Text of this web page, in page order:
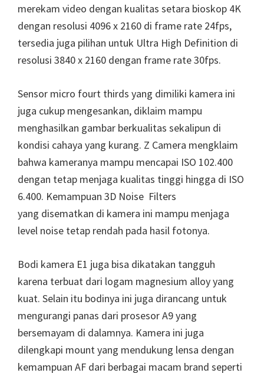
merekam video dengan kualitas setara bioskop 4K
dengan resolusi 4096 x 2160 di frame rate 24fps,
tersedia juga pilihan untuk Ultra High Definition di
resolusi 3840 x 2160 dengan frame rate 30fps.
Sensor micro fourt thirds yang dimiliki kamera ini
juga cukup mengesankan, diklaim mampu
menghasilkan gambar berkualitas sekalipun di
kondisi cahaya yang kurang. Z Camera mengklaim
bahwa kameranya mampu mencapai ISO 102.400
dengan tetap menjaga kualitas tinggi hingga di ISO
6.400. Kemampuan 3D Noise Filters
yang disematkan di kamera ini mampu menjaga
level noise tetap rendah pada hasil fotonya.
Bodi kamera E1 juga bisa dikatakan tangguh
karena terbuat dari logam magnesium alloy yang
kuat. Selain itu bodinya ini juga dirancang untuk
mengurangi panas dari prosesor A9 yang
bersemayam di dalamnya. Kamera ini juga
dilengkapi mount yang mendukung lensa dengan
kemampuan AF dari berbagai macam brand seperti